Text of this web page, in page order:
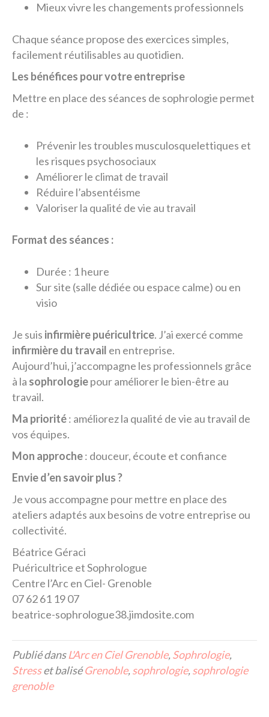
Mieux vivre les changements professionnels
Chaque séance propose des exercices simples,
facilement réutilisables au quotidien.
Les bénéfices pour votre entreprise
Mettre en place des séances de sophrologie permet
de :
Prévenir les troubles musculosquelettiques et
les risques psychosociaux
Améliorer le climat de travail
Réduire l’absentéisme
Valoriser la qualité de vie au travail
Format des séances :
Durée : 1 heure
Sur site (salle dédiée ou espace calme) ou en
visio
Je suis infirmière puéricultrice. J’ai exercé comme
infirmière du travail en entreprise.
Aujourd’hui, j’accompagne les professionnels grâce
à la sophrologiepour améliorer le bien-être au
travail.
Ma priorité: améliorez la qualité de vie au travail de
vos équipes.
Mon approche: douceur, écoute et confiance
Envie d’en savoir plus ?
Je vous accompagne pour mettre en place des
ateliers adaptés aux besoins de votre entreprise ou
collectivité.
Béatrice Géraci
Puéricultrice et Sophrologue
Centre l’Arc en Ciel- Grenoble
07 62 61 19 07
beatrice-sophrologue38.jimdosite.com
Publié dansL'Arc en Ciel Grenoble,Sophrologie,
Stresset baliséGrenoble,sophrologie,sophrologie
grenoble